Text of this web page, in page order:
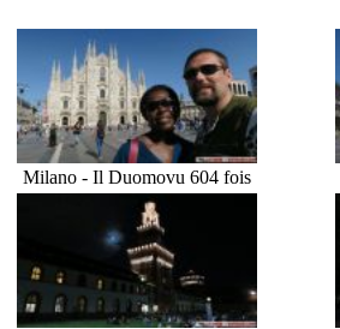
Milano - Il Duomovu 604 fois